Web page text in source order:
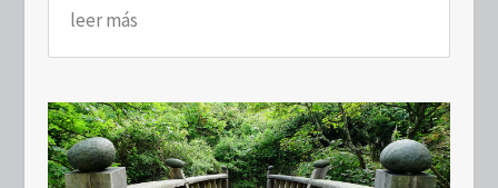
leer más